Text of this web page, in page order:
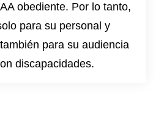
obediente. Por lo tanto,
para su personal y
para su audiencia
discapacidades.